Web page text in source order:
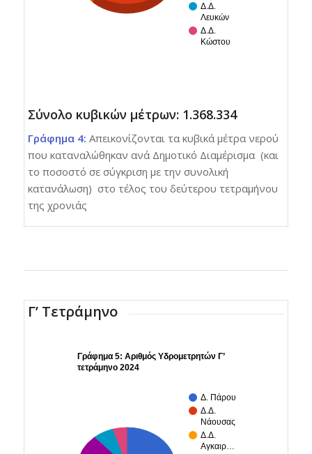
Δ.Δ.
Λευκών
Δ.Δ.
Κώστου
Σύνολο κυβικών μέτρων: 1.368.334
Γράφημα 4: Απεικονίζονται τα κυβικά μέτρα νερού
που καταναλώθηκαν ανά Δημοτικό Διαμέρισμα (και
το ποσοστό σε σύγκριση με την συνολική
κατανάλωση) στο τέλος του δεύτερου τετραμήνου
της χρονιάς
Γ’ Τετράμηνο
Γράφημα 5: Αριθμός Υδρομετρητών Γ’
τετράμηνο 2024
Δ. Πάρου
Δ.Δ.
Νάουσας
Δ.Δ.
Αγκαιρ…